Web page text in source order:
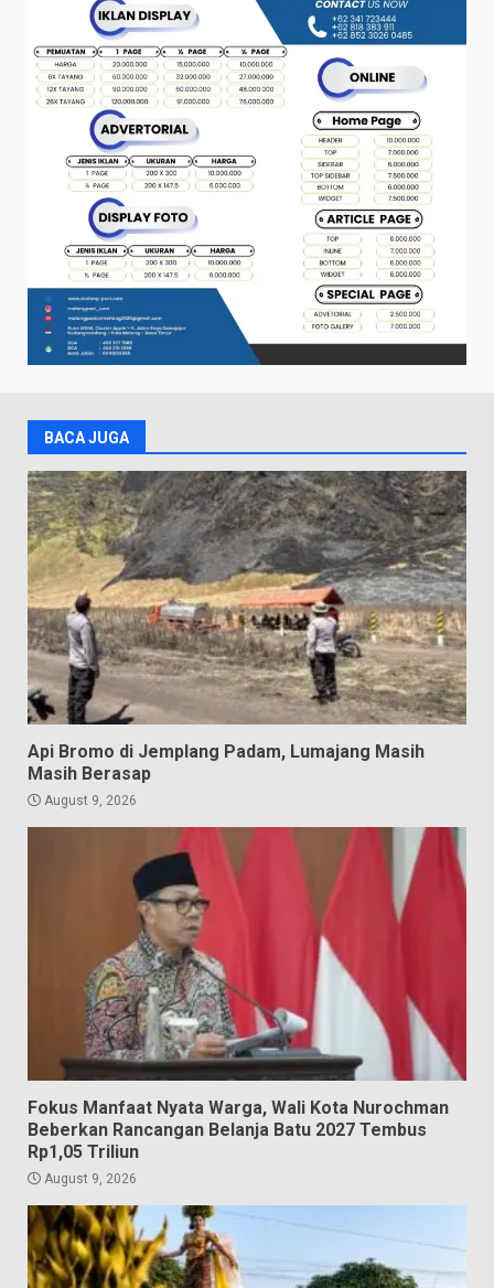
BACA JUGA
Api Bromo di Jemplang Padam, Lumajang Masih
Masih Berasap
August 9, 2026
Fokus Manfaat Nyata Warga, Wali Kota Nurochman
Beberkan Rancangan Belanja Batu 2027 Tembus
Rp1,05 Triliun
August 9, 2026